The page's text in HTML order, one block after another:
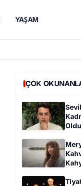
YAŞAM
ÇOK
Oldu